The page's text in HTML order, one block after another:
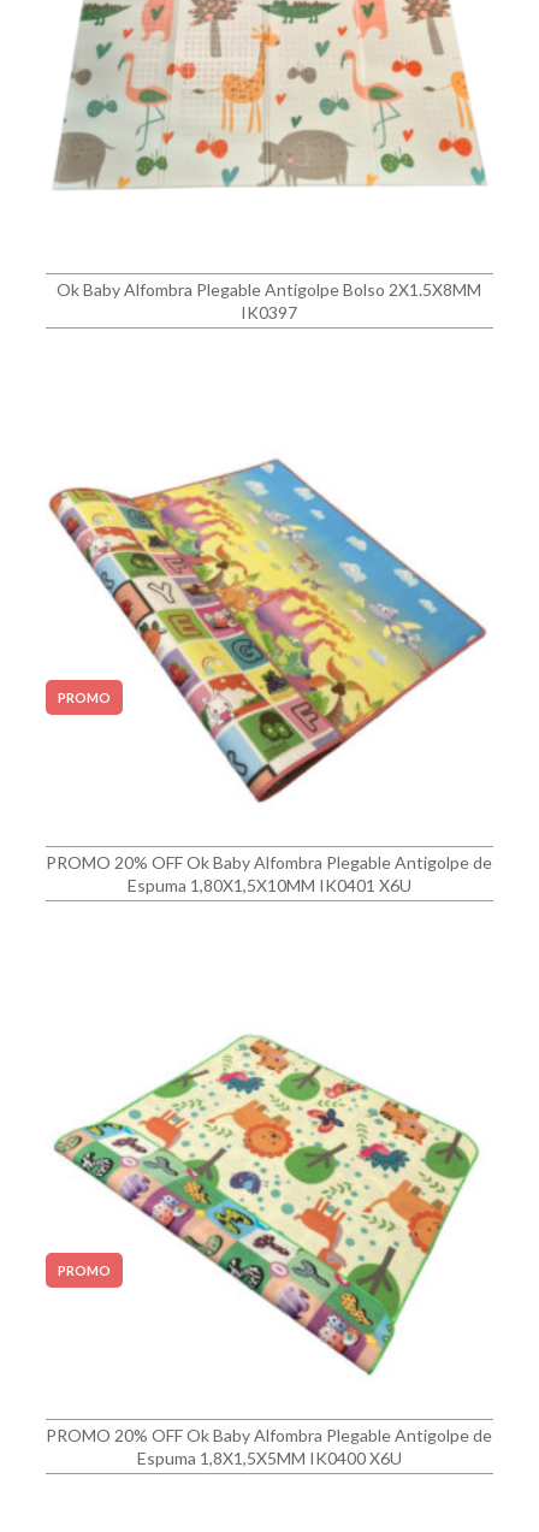
Ok Baby Alfombra Plegable Antigolpe Bolso 2X1.5X8MM
IK0397
PROMO
PROMO 20% OFF Ok Baby Alfombra Plegable Antigolpe de
Espuma 1,80X1,5X10MM IK0401 X6U
PROMO
PROMO 20% OFF Ok Baby Alfombra Plegable Antigolpe de
Espuma 1,8X1,5X5MM IK0400 X6U